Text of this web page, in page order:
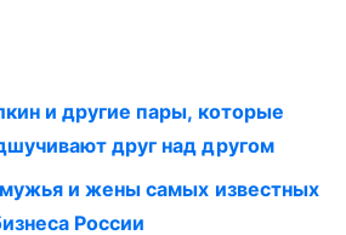
и другие пары, которые
друг над другом
и жены самых известных
России